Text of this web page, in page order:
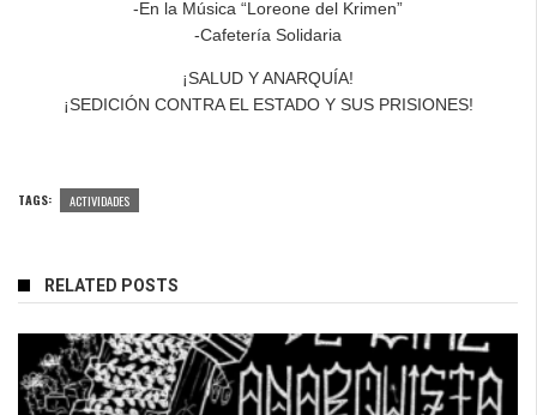
-En la Música “Loreone del Krimen”
-Cafetería Solidaria
¡SALUD Y ANARQUÍA!
¡SEDICIÓN CONTRA EL ESTADO Y SUS PRISIONES!
TAGS: ACTIVIDADES
RELATED POSTS